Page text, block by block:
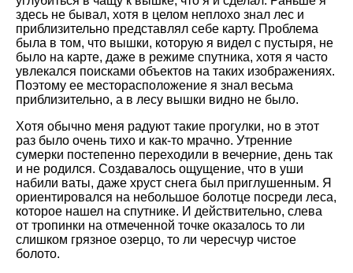
здесь не бывал, хотя в целом неплохо знал лес и
приблизительно представлял себе карту. Проблема
была в том, что вышки, которую я видел с пустыря, не
было на карте, даже в режиме спутника, хотя я часто
увлекался поисками объектов на таких изображениях.
Поэтому ее месторасположение я знал весьма
приблизительно, а в лесу вышки видно не было.
Хотя обычно меня радуют такие прогулки, но в этот
раз было очень тихо и как-то мрачно. Утренние
сумерки постепенно переходили в вечерние, день так
и не родился. Создавалось ощущение, что в уши
набили ваты, даже хруст снега был приглушенным. Я
ориентировался на небольшое болотце посреди леса,
которое нашел на спутнике. И действительно, слева
от тропинки на отмеченной точке оказалось то ли
слишком грязное озерцо, то ли чересчур чистое
болото.